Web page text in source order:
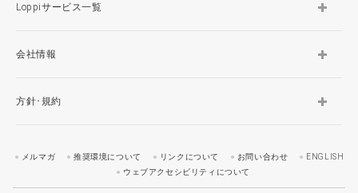
Loppiサービス一覧
会社情報
方針･規約
メルマガ 推奨環境について リンクについて お問い合わせ
ENGLISH
ウェブアクセシビリティについて